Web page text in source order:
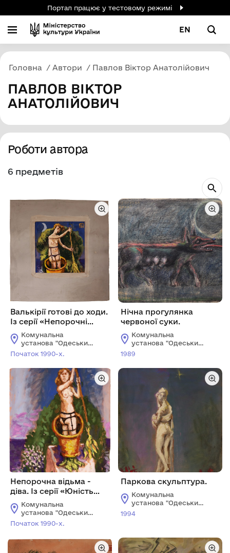
Портал працює у тестовому режимі
EN
Головна Автори Павлов Віктор Анатолійович
ПАВЛОВ ВІКТОР
АНАТОЛІЙОВИЧ
Роботи автора
6 предметів
Валькірії готові до ходи.
Із серії «Непорочні
діви».Комунальна
установа "Одеський
національний
Початок 1990-х.
Нічна прогулянка
червоної суки.
Комунальна
установа "Одеський
національний
1989
Непорочна відьма -
діва. Із серії «Юність
відьми».
Комунальна
установа "Одеський
національний
Початок 1990-х.
Паркова скульптура.
Комунальна
установа "Одеський
національний
1994